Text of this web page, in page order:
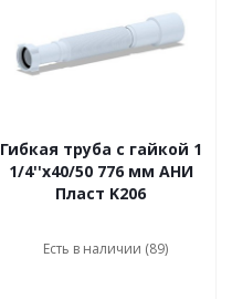
Гибкая труба с гайкой 1
1/4''x40/50 776 мм АНИ
Пласт K206
Есть в наличии (89)